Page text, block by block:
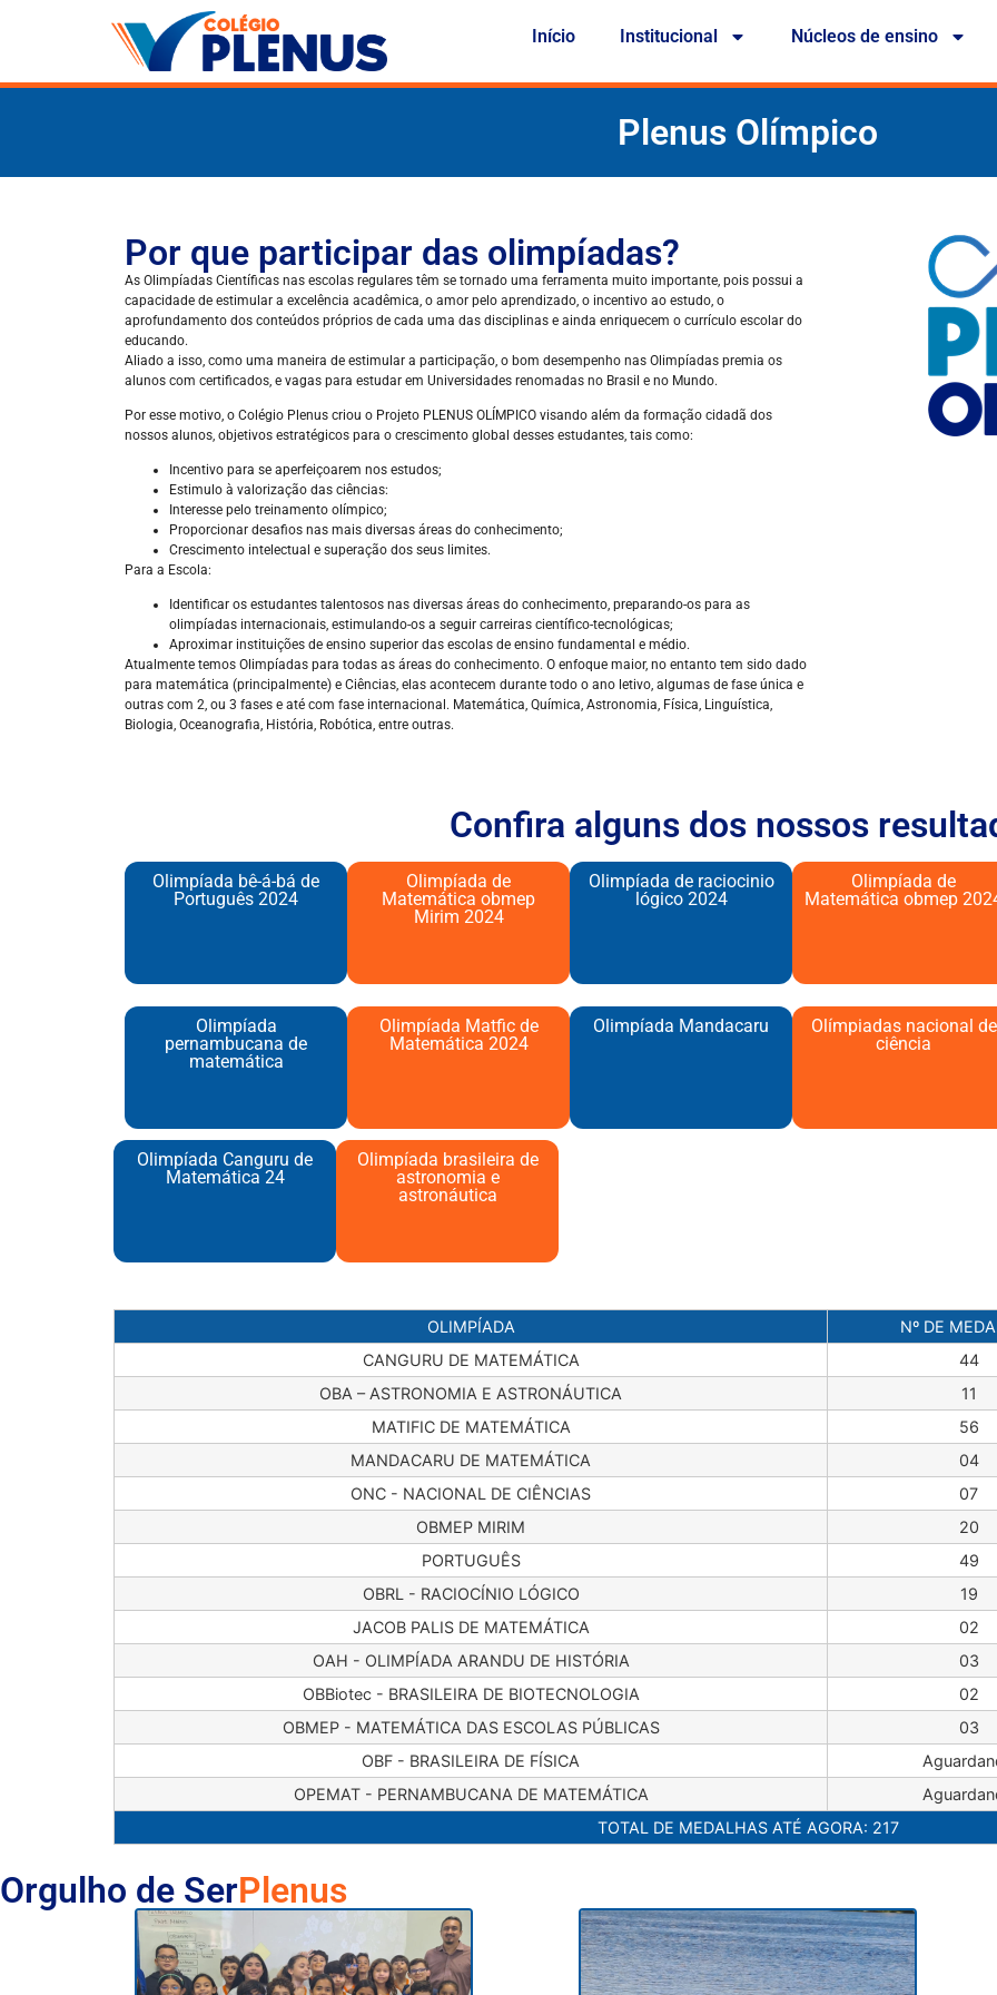
Início Institucional Núcleos de ensino
Plenus Olímpico
Por que participar das olimpíadas?
As Olimpíadas Científicas nas escolas regulares têm se tornado uma ferramenta muito importante, pois possui a
capacidade de estimular a excelência acadêmica, o amor pelo aprendizado, o incentivo ao estudo, o
aprofundamento dos conteúdos próprios de cada uma das disciplinas e ainda enriquecem o currículo escolar do
educando.
Aliado a isso, como uma maneira de estimular a participação, o bom desempenho nas Olimpíadas premia os
alunos com certificados, e vagas para estudar em Universidades renomadas no Brasil e no Mundo.
Por esse motivo, o Colégio Plenus criou o Projeto PLENUS OLÍMPICO visando além da formação cidadã dos
nossos alunos, objetivos estratégicos para o crescimento global desses estudantes, tais como:
Incentivo para se aperfeiçoarem nos estudos;
Estimulo à valorização das ciências:
Interesse pelo treinamento olímpico;
Proporcionar desafios nas mais diversas áreas do conhecimento;
Crescimento intelectual e superação dos seus limites.
Para a Escola:
Identificar os estudantes talentosos nas diversas áreas do conhecimento, preparando-os para as
olimpíadas internacionais, estimulando-os a seguir carreiras científico-tecnológicas;
Aproximar instituições de ensino superior das escolas de ensino fundamental e médio.
Atualmente temos Olimpíadas para todas as áreas do conhecimento. O enfoque maior, no entanto tem sido dado
para matemática (principalmente) e Ciências, elas acontecem durante todo o ano letivo, algumas de fase única e
outras com 2, ou 3 fases e até com fase internacional. Matemática, Química, Astronomia, Física, Linguística,
Biologia, Oceanografia, História, Robótica, entre outras.
Confira alguns dos nossos
Olimpíada bê-á-bá de
Português 2024​
Olimpíada de
Matemática obmep
Mirim 2024
Olimpíada de raciocinio
lógico 2024​
Olimpíada de
Matemática obmep
Olimpíada
pernambucana de
matemática
Olimpíada Matfic de
Matemática 2024​
Olimpíada Mandacaru
Olímpiadas nacional de
ciência
Olimpíada Canguru de
Matemática 24
Olimpíada brasileira de
astronomia e
astronáutica
OLIMPÍADA Nº DE
CANGURU DE MATEMÁTICA
44
OBA – ASTRONOMIA E ASTRONÁUTICA
11
MATIFIC DE MATEMÁTICA
56
MANDACARU DE MATEMÁTICA
04
ONC - NACIONAL DE CIÊNCIAS
07
OBMEP MIRIM
20
PORTUGUÊS
49
OBRL - RACIOCÍNIO LÓGICO
19
JACOB PALIS DE MATEMÁTICA
02
OAH - OLIMPÍADA ARANDU DE HISTÓRIA
03
OBBiotec - BRASILEIRA DE BIOTECNOLOGIA
02
OBMEP - MATEMÁTICA DAS ESCOLAS PÚBLICAS
03
OBF - BRASILEIRA DE FÍSICA
OPEMAT - PERNAMBUCANA DE MATEMÁTICA
TOTAL DE MEDALHAS ATÉ AGORA: 217
Orgulho de SerPlenus